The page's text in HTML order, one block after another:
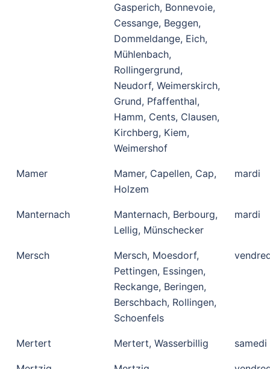
Gasperich, Bonnevoie,
Cessange, Beggen,
Dommeldange, Eich,
Mühlenbach,
Rollingergrund,
Neudorf, Weimerskirch,
Grund, Pfaffenthal,
Hamm, Cents, Clausen,
Kirchberg, Kiem,
Weimershof
Mamer
Mamer, Capellen, Cap,
Holzem
mardi
Manternach
Manternach, Berbourg,
Lellig, Münschecker
mardi
Mersch
Mersch, Moesdorf,
Pettingen, Essingen,
Reckange, Beringen,
Berschbach, Rollingen,
Schoenfels
Mertert Mertert, Wasserbillig samedi